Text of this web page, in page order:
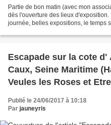
Partie de bon matin (avec mon
dès l'ouverture des lieux
journée, belles expositions, le temps
Escapade sur la cote d'
Caux, Seine Maritime
Veules les Roses et
Publié le 24/06/2017 à 10:18
Par jauneyris